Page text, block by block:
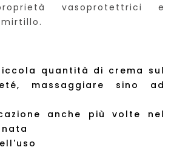
vasoprotettrici e
quantità di crema sul
massaggiare sino ad
anche più volte nel